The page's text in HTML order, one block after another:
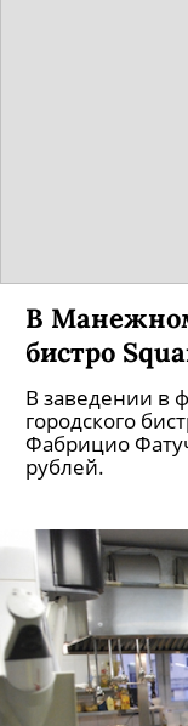
В
бистро
В заведении в
городского
Фабрицио
рублей.